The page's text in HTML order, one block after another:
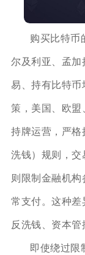
购买比特币
尔及利亚、孟
易、持有比特币
策，美国、欧
持牌运营，严
洗钱）规则，
则限制金融机
常支付。这种差
反洗钱、资本管
即使绕过限